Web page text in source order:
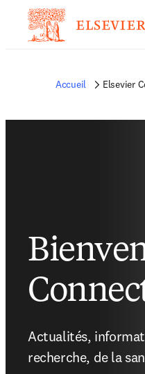
Accueil Elsevier
Actualités,
recherche, de la